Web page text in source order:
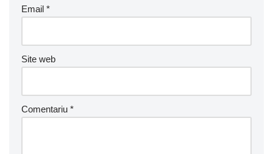
Email *
Site web
Comentariu *